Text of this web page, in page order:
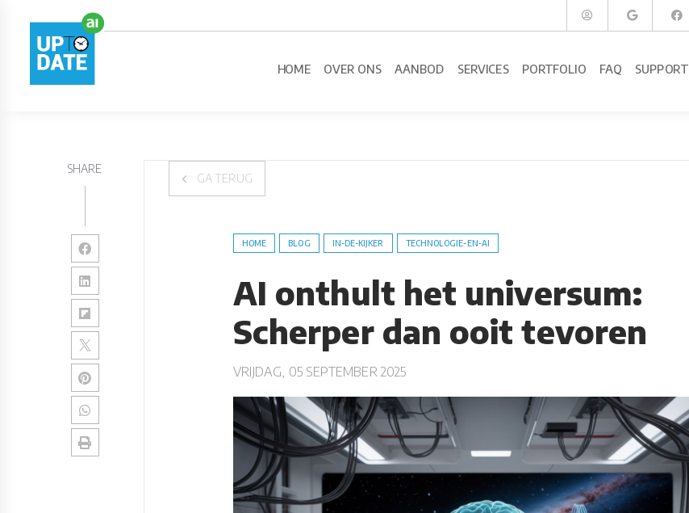
HOME OVER ONS AANBOD SERVICES PORTFOLIO FAQ SUPPORT
SHARE
GA TERUG
HOME BLOG IN-DE-KIJKER TECHNOLOGIE-EN-AI
AI onthult het universum:
Scherper dan ooit tevoren
VRIJDAG, 05 SEPTEMBER 2025